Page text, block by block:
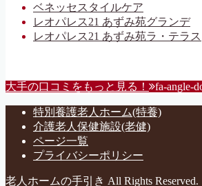
ベネッセスタイルケア
レオパレス21 あずみ苑グランデ
レオパレス21 あずみ苑ラ・テラス
大手の口コミをもっと見る！ fa-angle-
特別養護老人ホーム(特養)
介護老人保健施設(老健)
ページ一覧
プライバシーポリシー
老人ホームの手引き All Rights Reserved.